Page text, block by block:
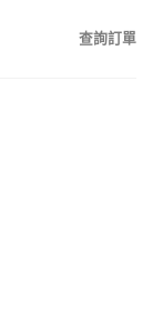
查詢訂單